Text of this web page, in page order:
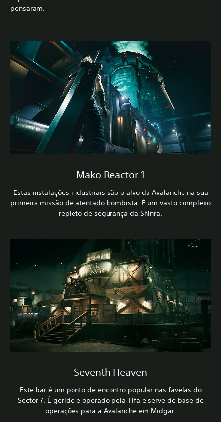
pensaram.
Mako Reactor 1
Estas instalações industriais são o alvo da Avalanche na sua
primeira missão de atentado bombista. É um vasto complexo
repleto de segurança da Shinra.
Seventh Heaven
Este bar é um ponto de encontro popular nas favelas do
Sector 7. É gerido e operado pela Tifa e serve de base de
operações para a Avalanche em Midgar.